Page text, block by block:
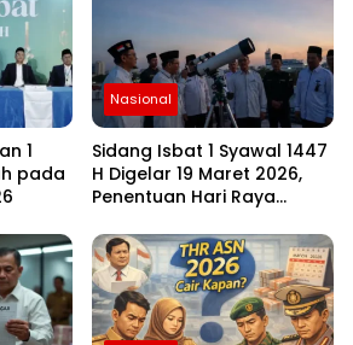
1
pada
Nasional
Sidang Isbat 1 Syawal 1447
H Digelar 19 Maret 2026,
Penentuan Hari Raya
Rukyat Hilal